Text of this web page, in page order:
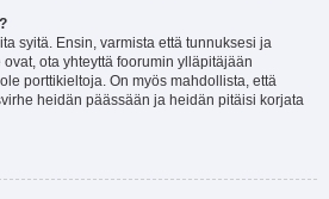
syitä. Ensin, varmista että tunnuksesi ja
ota yhteyttä foorumin ylläpitäjään
porttikieltoja. On myös mahdollista, että
heidän päässään ja heidän pitäisi korjata